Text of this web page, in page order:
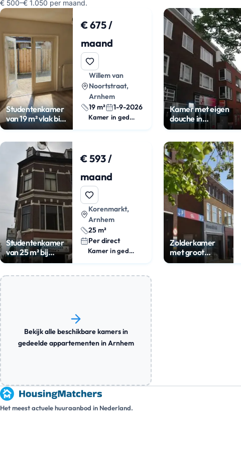
€ 500–€ 1.050 per maand.
Studentenkamer
van 19 m² vlak bij
centrum
€ 675 /
maand
Willem van
Noortstraat,
Arnhem
19 m²
1-9-2026
Kamer in gedeeld appartement
Kamer met eigen
douche in
Spijkerkwartier
Studentenkamer
van 25 m² bij
station
€ 593 /
maand
Korenmarkt,
Arnhem
25 m²
Per direct
Kamer in gedeeld appartement
Zolderkamer
met groot
dakterras
Bekijk alle beschikbare kamers in
gedeelde appartementen in Arnhem
Het meest actuele huuraanbod in Nederland.